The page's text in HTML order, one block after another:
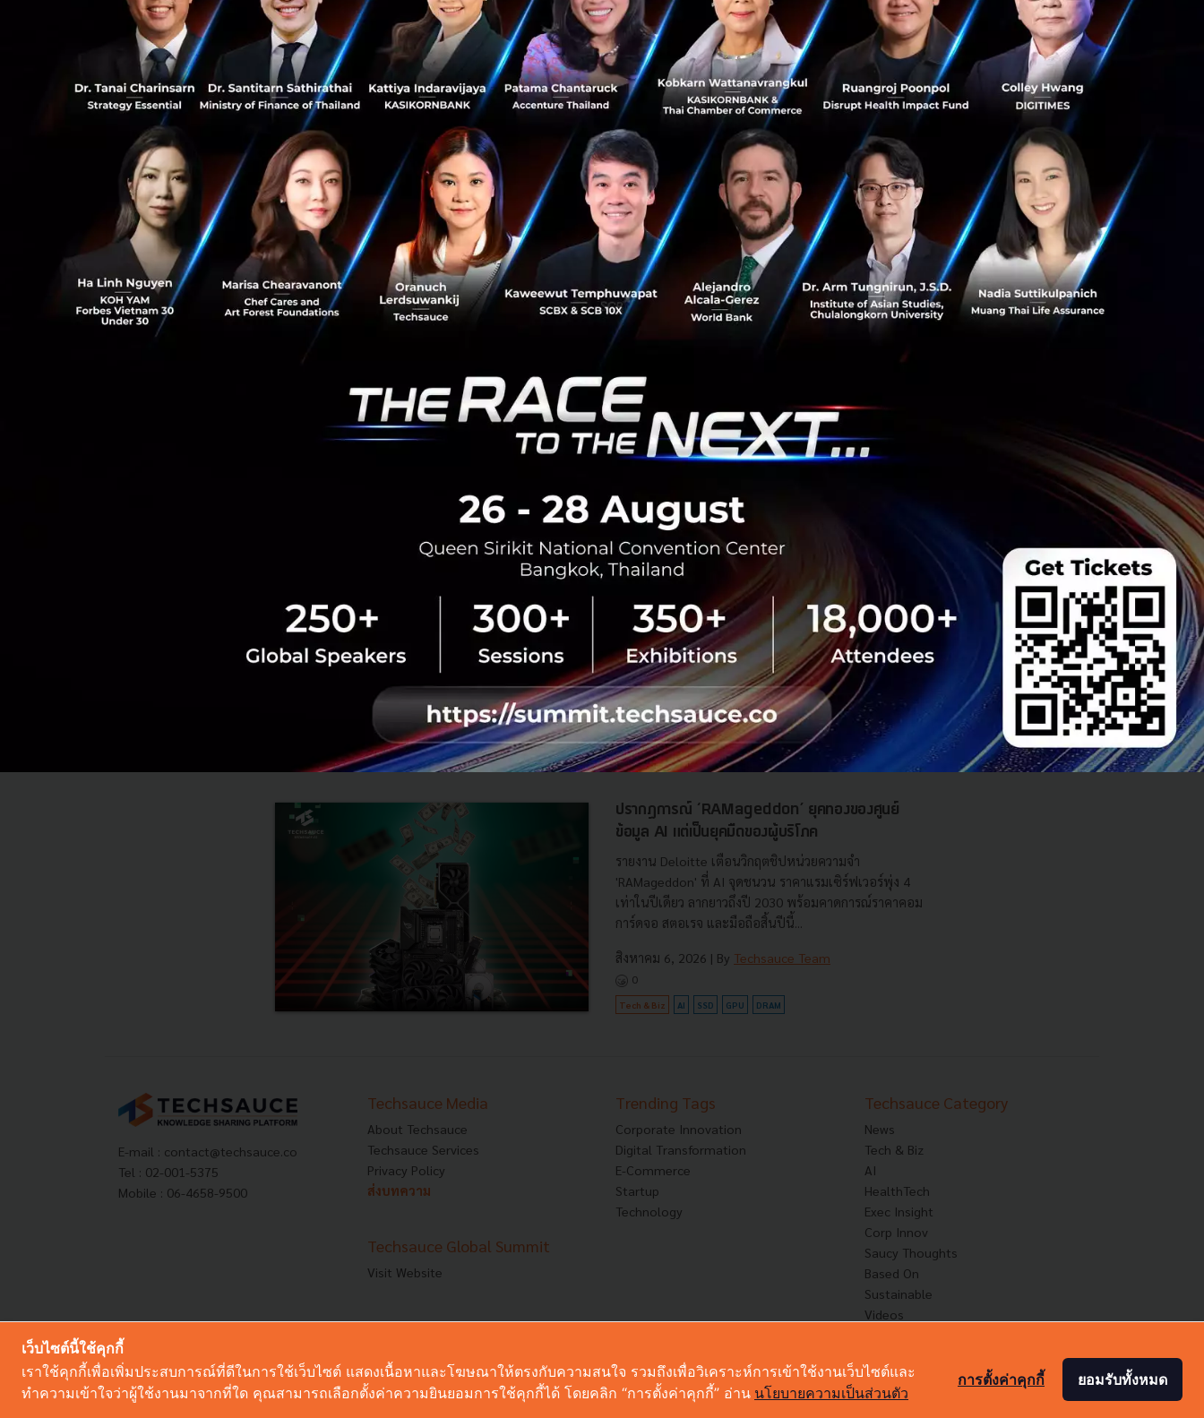
0
600 ล้านคนในภูมิภาคเอเชียตะวันออกเฉียงใต้!
ที่มาของภาพและข่าว reuters
Tech & Biz
No comment
RELATED ARTICLE
เปิดกิจกรรมไฮไลต์และเวทีหลักในงาน Techsauce
Global Summit 2026 ครบทุกอย่างที่ต้องรู้ก่อนไป!
รวมทุกกิจกรรมไฮไลต์ Techsauce Global Summit 2026
ตั้งแต่ Business Matching, Meet the VCs, Pickleball
Networking, NFT Treasure Hunt ไปจนถึง 350+
Exhibitions และ 10 Stages เปลี่ยนเกม...
สิงหาคม 7, 2026| ByTechsauce Team
Tech & Biz Workshop
ไฮไลต์ Speaker งาน Techsauce Global
Summit 2026 ส่อง 300+ ผู้นำระดับชั้นำ ปักหมุด
เจาะลึกไฮไลต์ Speaker งาน Techsauce Global Summit
2026 รวมผู้นำความคิดระดับโลกกว่า 300+ คนจาก
OpenAI, World Bank, Alibaba และองค์กรชั้นนำของไทย
พร้อมพาธุรกิจคุณร่วมค้นหาคำตอบใน "Th...
สิงหาคม 7, 2026| ByTechsauce Team
0
Tech & Biz AI TSGS2026 Tech Event นวัตกรรมธุรกิจ
ปรากฏการณ์ ‘RAMageddon’ ยุคทองของศูนย์
ข้อมูล AI แต่เป็นยุคมืดของผู้บริโภค
รายงาน Deloitte เตือนวิกฤตชิปหน่วยความจำ
'RAMageddon' ที่ AI จุดชนวน ราคาแรมเซิร์ฟเวอร์พุ่ง 4
เท่าในปีเดียว ลากยาวถึงปี 2030 พร้อมคาดการณ์ราคาคอม
การ์ดจอ สตอเรจ และมือถือสิ้นปีนี้...
สิงหาคม 6, 2026 | By Techsauce Team
0
Tech & Biz AI SSD GPU DRAM
E-mail : contact@techsauce.co
Tel : 02-001-5375
Mobile : 06-4658-9500
Techsauce Media
About Techsauce
Techsauce Services
Privacy Policy
ส่งบทความ
Techsauce Global Summit
Visit Website
Trending Tags
Corporate Innovation
Digital Transformation
E-Commerce
Startup
Technology
Techsauce Category
News
Tech & Biz
AI
HealthTech
Exec Insight
Corp Innov
Saucy Thoughts
Based On
Sustainable
Videos
© Copyright 2026 : Techsauce All rights reserved.
เว็บไซต์นี้ใช้คุกกี้
เราใช้คุกกี้เพื่อเพิ่มประสบการณ์ที่ดีในการใช้เว็บไซต์ แสดงเนื้อหาและโฆษณาให้ตรงกับความสนใจ รวมถึงเพื่อวิเคราะห์การเข้าใช้งานเว็บไซต์และ
ทำความเข้าใจว่าผู้ใช้งานมาจากที่ใด คุณสามารถเลือกตั้งค่าความยินยอมการใช้คุกกี้ได้ โดยคลิก “การตั้งค่าคุกกี้” อ่าน นโยบายความเป็นส่วนตัว
ยอมรับทั้งหมด
การตั้งค่าคุกกี้